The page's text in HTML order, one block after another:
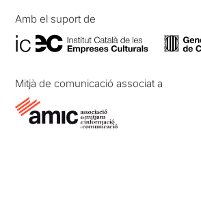
Amb el suport de
Mitjà de comunicació associat a